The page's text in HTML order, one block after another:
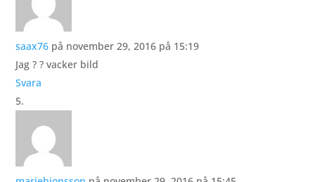
saax76 på november 29, 2016 på 15:19
Jag ? ? vacker bild
Svara